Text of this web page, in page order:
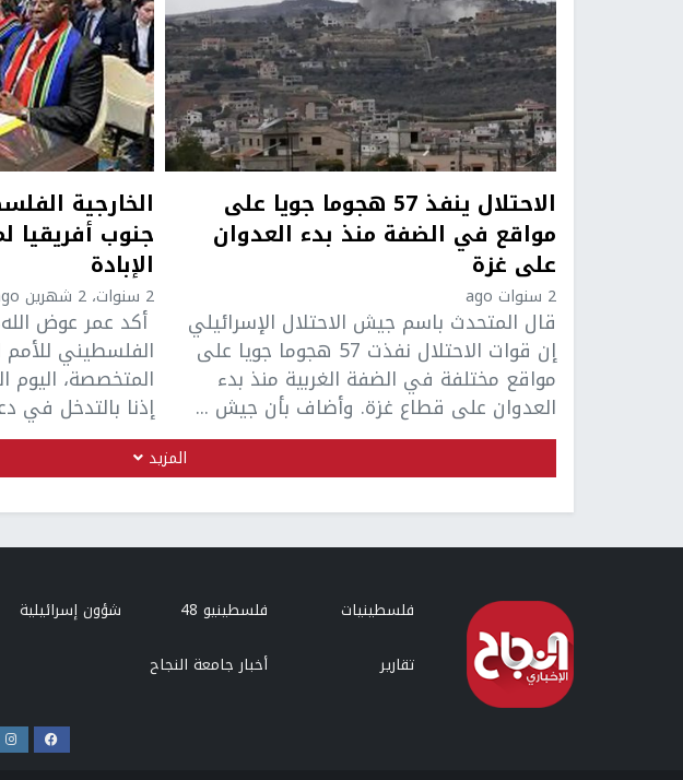
الاحتلال ينفذ 57 هجوما جويا على
مواقع في الضفة منذ بدء العدوان
على غزة
2 سنوات ago
قال المتحدث باسم جيش الاحتلال الإسرائيلي
إن قوات الاحتلال نفذت 57 هجوما جويا على
مواقع مختلفة في الضفة الغربية منذ بدء
العدوان على قطاع غزة. وأضاف بأن جيش ...
الخارجية
جنوب أفريقيا
الإبادة
2 سنوات، 2 شهرين ago
أكد عمر عوض
الفلسطيني
المتخصصة،
إذنا بالتدخل في
المزيد
فلسطينيات فلسطينيو 48 شؤون إسرائيلية
تقارير
أخبار جامعة النجاح